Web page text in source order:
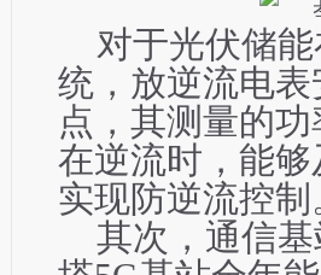
对于光伏储
统，放逆流电
点，其测量的
在逆流时，能
实现防逆流控制
其次，通信